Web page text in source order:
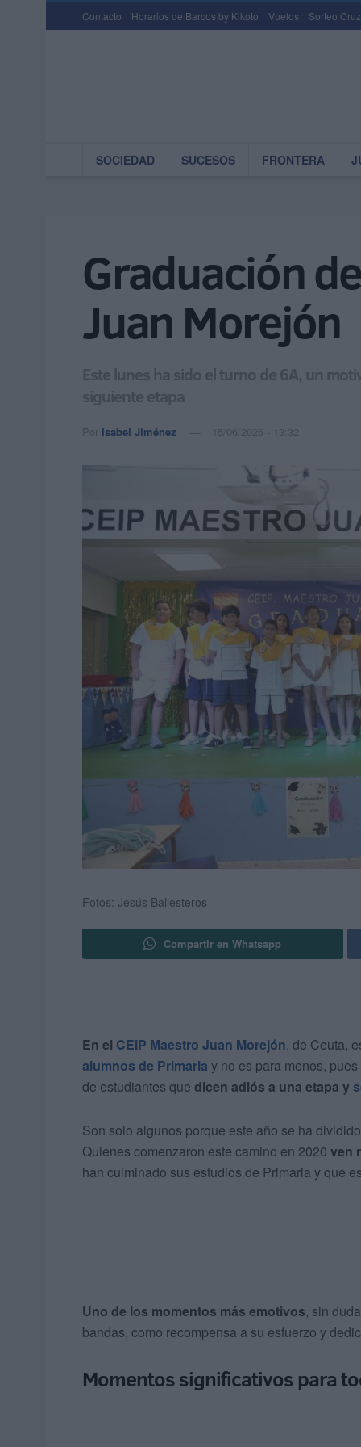
Contacto Horarios de Barcos by Kikoto Vuelos Sorteo
SOCIEDAD SUCESOS FRONTERA
Graduación
Juan Morejón
Este lunes ha sido el turno de 6A, un
siguiente etapa
Por Isabel Jiménez 15/06/2026 - 13:32
Fotos: Jesús Ballesteros
Compartir en Whatsapp
En el CEIP Maestro Juan Morejón, de Ceuta,
alumnos de Primaria y no es para menos,
de estudiantes que dicen adiós a una etapa y
Son solo algunos porque este año se ha
Quienes comenzaron este camino en 2020 ven
han culminado sus estudios de Primaria y que
Uno de los momentos más emotivos, sin
bandas, como recompensa a su esfuerzo y
Momentos significativos para